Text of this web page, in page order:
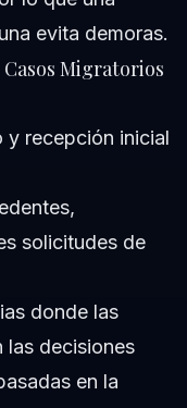
evita demoras.
Migratorios
y recepción inicial
solicitudes de
donde las
las decisiones
en la